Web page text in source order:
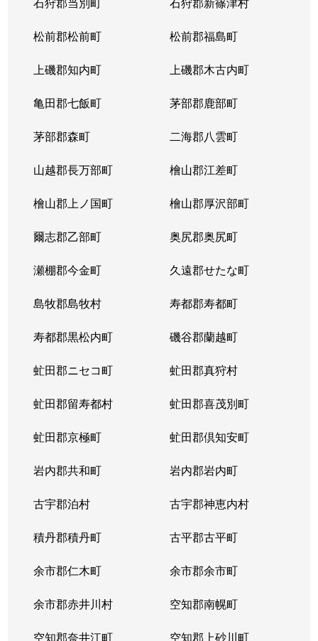
松前郡松前町 松前郡福島町
上磯郡知内町 上磯郡木古内町
亀田郡七飯町 茅部郡鹿部町
茅部郡森町 二海郡八雲町
山越郡長万部町 檜山郡江差町
檜山郡上ノ国町 檜山郡厚沢部町
爾志郡乙部町 奥尻郡奥尻町
瀬棚郡今金町 久遠郡せたな町
島牧郡島牧村 寿都郡寿都町
寿都郡黒松内町 磯谷郡蘭越町
虻田郡ニセコ町 虻田郡真狩村
虻田郡留寿都村 虻田郡喜茂別町
虻田郡京極町 虻田郡倶知安町
岩内郡共和町 岩内郡岩内町
古宇郡泊村 古宇郡神恵内村
積丹郡積丹町 古平郡古平町
余市郡仁木町 余市郡余市町
余市郡赤井川村 空知郡南幌町
空知郡奈井江町 空知郡上砂川町